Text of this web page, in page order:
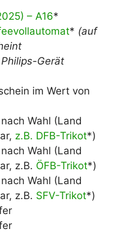
– A16*
* (auf
Gerät
im Wert von
Wahl (Land
z.B. DFB-Trikot*)
Wahl (Land
z.B. ÖFB-Trikot*)
Wahl (Land
z.B. SFV-Trikot*)